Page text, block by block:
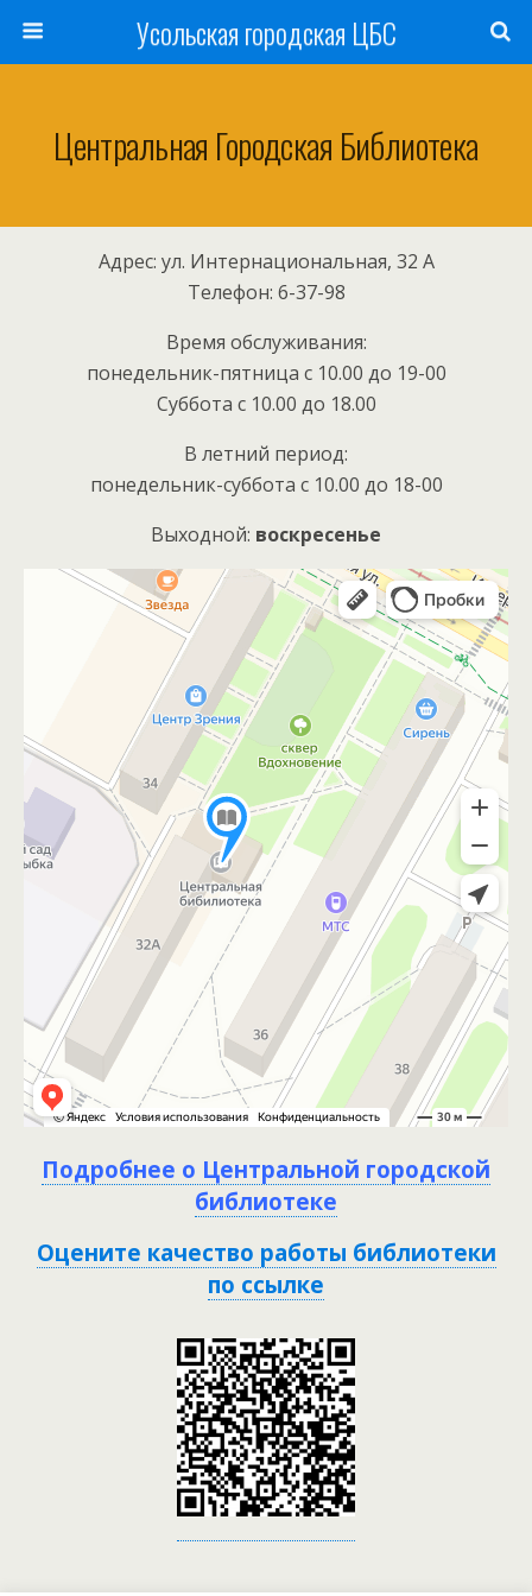
Усольская городская ЦБС
Центральная Городская Библиотека
Адрес: ул. Интернациональная, 32 А
Телефон: 6-37-98
Время обслуживания:
понедельник-пятница с 10.00 до 19-00
Суббота с 10.00 до 18.00
В летний период:
понедельник-суббота с 10.00 до 18-00
Выходной: воскресенье
Подробнее о Центральной городской
библиотеке
Оцените качество работы библиотеки
по ссылке